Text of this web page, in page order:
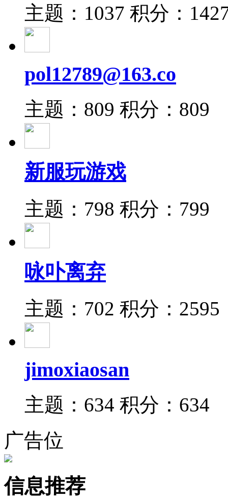
主题：1037 积分：
pol12789@163.co
主题：809 积分：809
新服玩游戏
主题：798 积分：799
咏卟离弃
主题：702 积分：2595
jimoxiaosan
主题：634 积分：634
广告位
信息推荐